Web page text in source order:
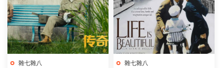
雜七雜八
雜七雜八